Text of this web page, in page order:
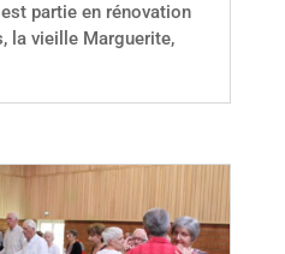
partie en rénovation
la vieille Marguerite,